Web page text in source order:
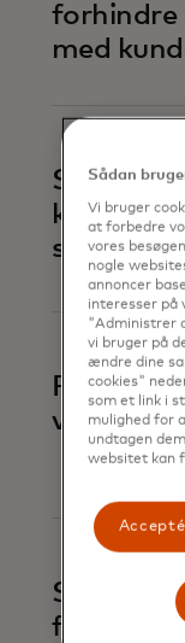
forhindre
med
Sammen
konto-
svindel
Forebyg
Spor og
finansielle
Sådan
Vi bruger
at forbedre
vores
nogle
annoncer
interesser på
"Administrer
vi bruger på
ændre dine
cookies"
som et link i
mulighed for
undtagen
websitet kan